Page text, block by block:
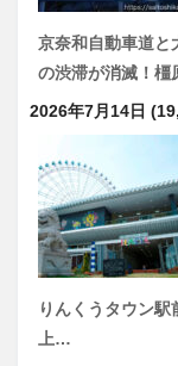
京奈和自動車道と
の渋滞が消滅！
2026年7月14日
りんくうタウン
上…